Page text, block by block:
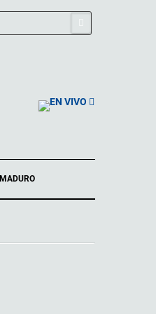
EN VIVO
MADURO